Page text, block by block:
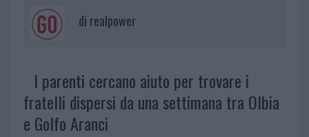
di realpower
I parenti cercano aiuto per trovare i
fratelli dispersi da una settimana tra Olbia
e Golfo Aranci